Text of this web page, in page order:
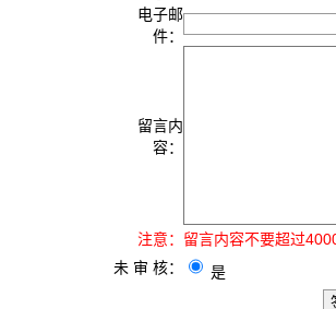
电子邮
件：
留言内
容：
注意： 留言内容不要超过
未 审 核：
是